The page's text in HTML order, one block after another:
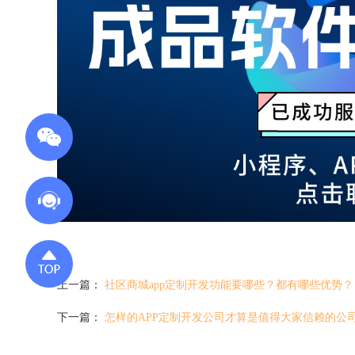
上一篇： 社区商城app定制开发功能要哪些？都有哪些优势？
下一篇： 怎样的APP定制开发公司才算是值得大家信赖的公